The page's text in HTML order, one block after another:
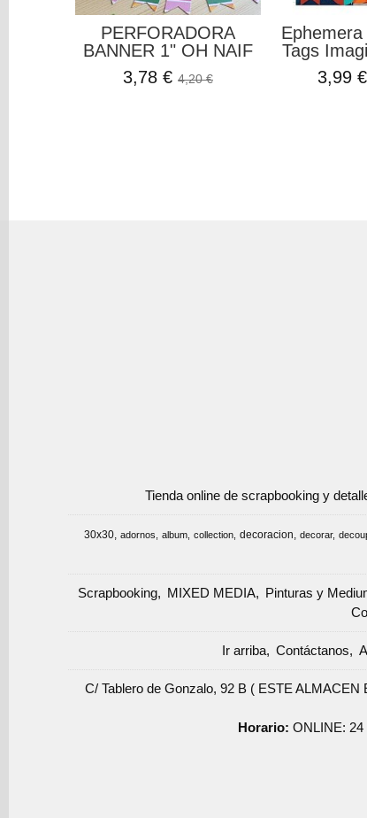
Youtube
PERFORADORA
BANNER 1" OH NAIF
3,78 €4,20 €
Tags
3,99
Tienda online de scrapbooking y
30x30 adornos album collection decoracion decorar
Scrapbooking MIXED MEDIA Pinturas y
Ir arriba Contáctanos
C/ Tablero de Gonzalo, 92 B ( ESTE
Horario:ONLINE: